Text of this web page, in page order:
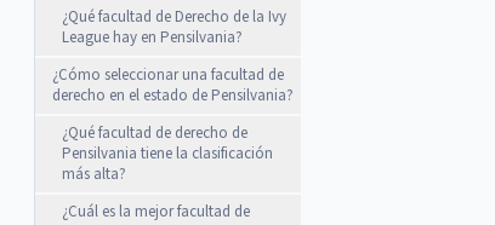
¿Qué facultad de Derecho de la Ivy
League hay en Pensilvania?
¿Cómo seleccionar una facultad de
derecho en el estado de Pensilvania?
¿Qué facultad de derecho de
Pensilvania tiene la clasificación
más alta?
¿Cuál es la mejor facultad de